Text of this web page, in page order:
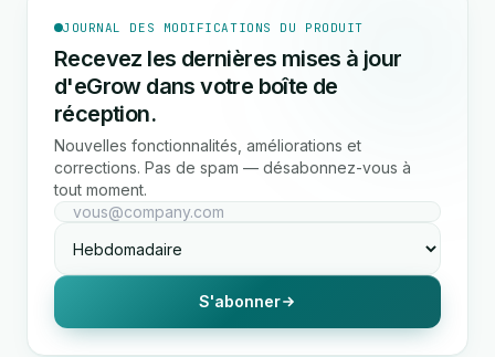
JOURNAL DES MODIFICATIONS DU PRODUIT
Recevez les dernières mises à jour
d'eGrow dans votre boîte de
réception.
Nouvelles fonctionnalités, améliorations et
corrections. Pas de spam — désabonnez-vous à
tout moment.
S'abonner